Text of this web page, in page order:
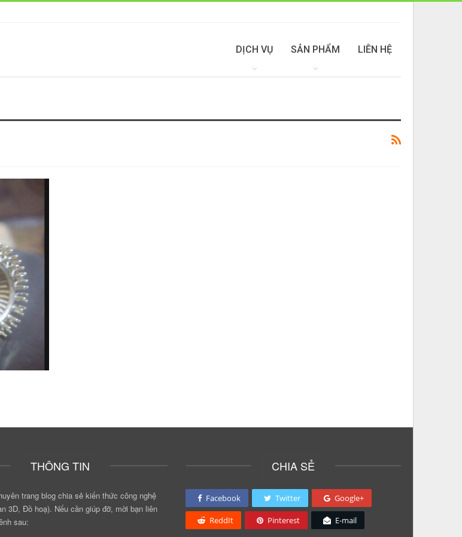
DỊCH VỤ SẢN PHẨM LIÊN HỆ
THÔNG TIN
trang blog chia sẻ kiến thức công nghệ
3D, Đồ hoạ). Nếu cần giúp đỡ, mời bạn liên
sau:
CHIA SẺ
Facebook Twitter Google+
ReddIt Pinterest E-mail